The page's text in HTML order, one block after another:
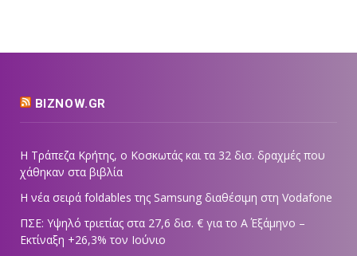
BIZNOW.GR
Η Τράπεζα Κρήτης, ο Κοσκωτάς και τα 32 δισ. δραχμές που
χάθηκαν στα βιβλία
Η νέα σειρά foldables της Samsung διαθέσιμη στη Vodafone
ΠΣΕ: Υψηλό τριετίας στα 27,6 δισ. € για το Α΄ Εξάμηνο –
Εκτίναξη +26,3% τον Ιούνιο